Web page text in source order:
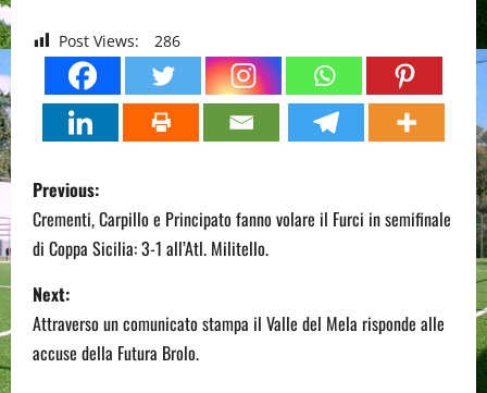
Post Views: 286
P
o
s
t
n
Previous:
Crementi, Carpillo e Principato fanno volare il Furci in semifinale
di Coppa Sicilia: 3-1 all’Atl. Militello.
Next:
Attraverso un comunicato stampa il Valle del Mela risponde alle
accuse della Futura Brolo.